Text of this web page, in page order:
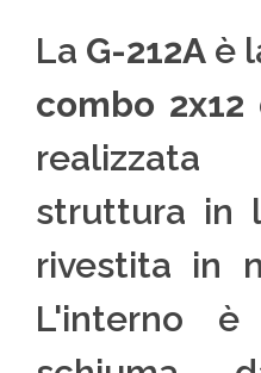
La G-212A è
combo 2x12
struttura in
rivestita in
L'interno